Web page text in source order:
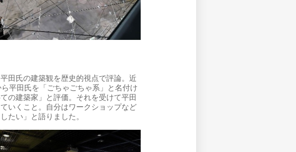
田氏の建築観を歴史的視点で評論。近
平田氏を「ごちゃごちゃ系」と名付け
の建築家」と評価。それを受けて平田
いくこと。自分はワークショップなど
たい」と語りました。